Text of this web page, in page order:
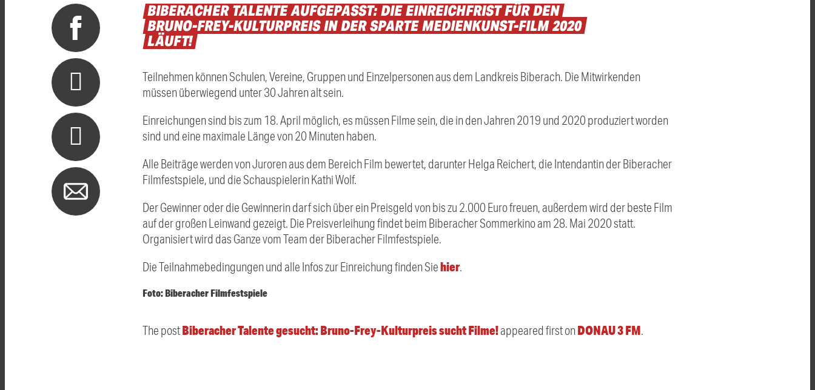
BIBERACHERTALENTEAUFGEPASST:DIEEINREICHFRISTFÜRDEN
BRUNO-FREY-KULTURPREISINDERSPARTEMEDIENKUNST-FILM2020
LÄUFT!
Teilnehmen können Schulen, Vereine, Gruppen und Einzelpersonen aus dem Landkreis Biberach. Die Mitwirkenden
müssen überwiegend unter 30 Jahren alt sein.
Einreichungen sind bis zum 18. April möglich, es müssen Filme sein, die in den Jahren 2019 und 2020 produziert worden
sind und eine maximale Länge von 20 Minuten haben.
Alle Beiträge werden von Juroren aus dem Bereich Film bewertet, darunter Helga Reichert, die Intendantin der Biberacher
Filmfestspiele, und die Schauspielerin Kathi Wolf.
Der Gewinner oder die Gewinnerin darf sich über ein Preisgeld von bis zu 2.000 Euro freuen, außerdem wird der beste Film
auf der großen Leinwand gezeigt. Die Preisverleihung findet beim Biberacher Sommerkinoam 28. Mai 2020 statt.
Organisiert wird das Ganze vom Team der Biberacher Filmfestspiele.
Die Teilnahmebedingungen und alle Infos zur Einreichung finden Siehier.
Foto: Biberacher Filmfestspiele
The postBiberacher Talente gesucht: Bruno-Frey-Kulturpreis sucht Filme!appeared first onDONAU 3 FM.